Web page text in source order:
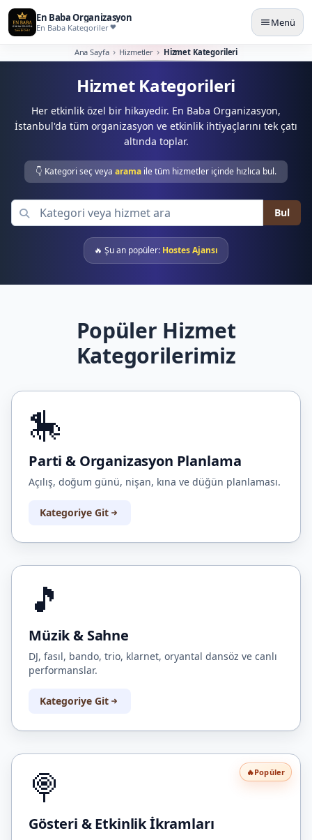
En Baba Organizasyon
En Baba Kategoriler Menü
Ana Sayfa Hizmetler Hizmet Kategorileri
Hizmet Kategorileri
Her etkinlik özel bir hikayedir. En Baba Organizasyon,
İstanbul'da tüm organizasyon ve etkinlik ihtiyaçlarını tek çatı
altında toplar.
👇 Kategori seç veya arama ile tüm hizmetler içinde hızlıca bul.
Bul
🔥 Şu an popüler: Hostes Ajansı
Popüler Hizmet
Kategorilerimiz
🎠
Parti & Organizasyon Planlama
Açılış, doğum günü, nişan, kına ve düğün planlaması.
Kategoriye Git
🎵
Müzik & Sahne
DJ, fasıl, bando, trio, klarnet, oryantal dansöz ve canlı
performanslar.
Kategoriye Git
🍭
Gösteri & Etkinlik İkramları
🔥Popüler